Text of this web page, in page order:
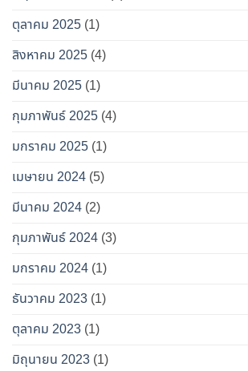
ตุลาคม 2025 (1)
สิงหาคม 2025 (4)
มีนาคม 2025 (1)
กุมภาพันธ์ 2025 (4)
มกราคม 2025 (1)
เมษายน 2024 (5)
มีนาคม 2024 (2)
กุมภาพันธ์ 2024 (3)
มกราคม 2024 (1)
ธันวาคม 2023 (1)
ตุลาคม 2023 (1)
มิถุนายน 2023 (1)